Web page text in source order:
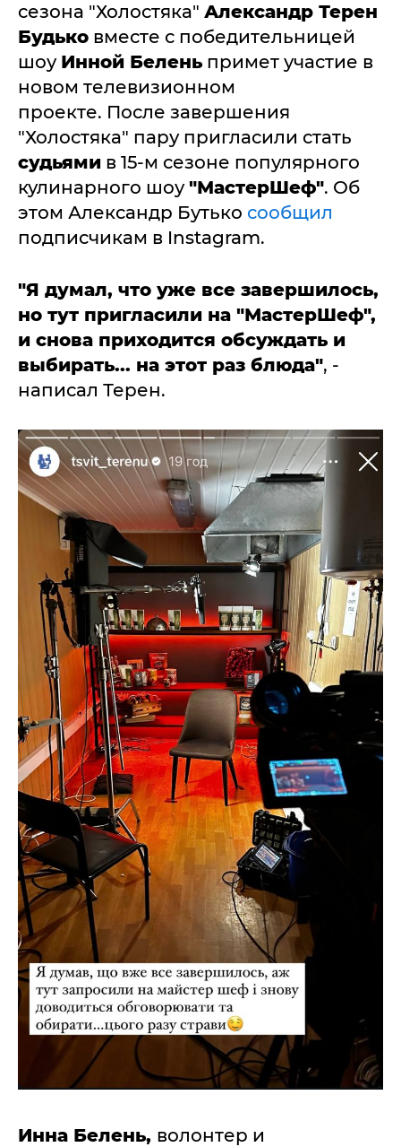
сезона "Холостяка" Александр Терен
Будько вместе с победительницей
шоу Инной Белень примет участие в
новом телевизионном
проекте. После завершения
"Холостяка" пару пригласили стать
судьями в 15-м сезоне популярного
кулинарного шоу"МастерШеф". Об
этом Александр Бутько сообщил
подписчикам в Instagram.
"Я думал, что уже все завершилось,
но тут пригласили на "МастерШеф",
и снова приходится обсуждать и
выбирать... на этот раз блюда", -
написал Терен.
Инна Белень, волонтер и